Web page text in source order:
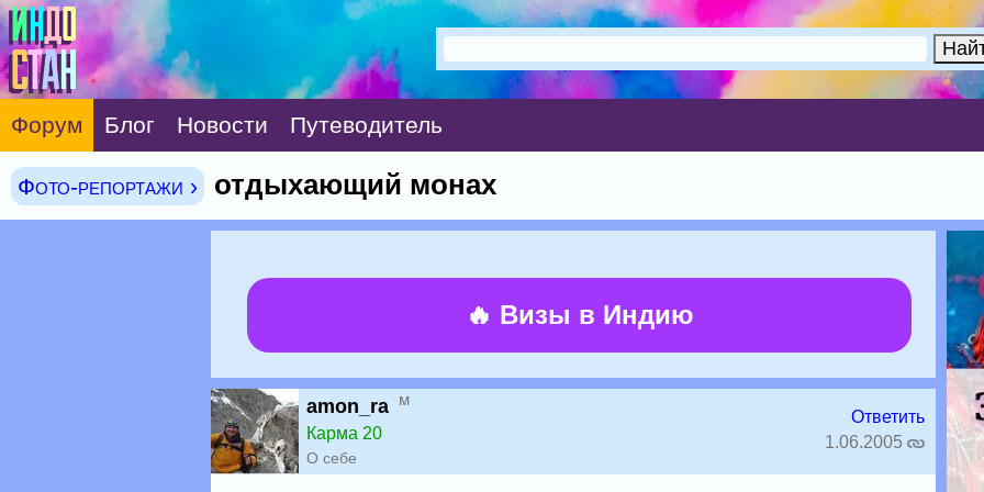
Форум Блог Новости Путеводитель
Фото-репортажи › отдыхающий монах
🔥 Визы в Индию
amon_ra м
Карма 20
О себе
Ответить
1.06.2005